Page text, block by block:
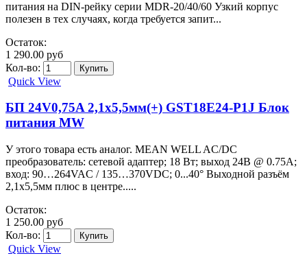
питания на DIN-рейку серии MDR-20/40/60 Узкий корпус
полезен в тех случаях, когда требуется запит...
Остаток:
1 290.00 руб
Кол-во:
Quick View
БП 24V0,75A 2,1х5,5мм(+) GST18E24-P1J Блок
питания MW
У этого товара есть аналог. MEAN WELL AC/DC
преобразователь: сетевой адаптер; 18 Вт; выход 24В @ 0.75А;
вход: 90…264VAC / 135…370VDC; 0...40° Выходной разъём
2,1х5,5мм плюс в центре.....
Остаток:
1 250.00 руб
Кол-во:
Quick View